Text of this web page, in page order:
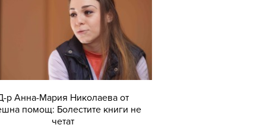
р Анна-Мария Николаева от
помощ: Болестите книги не
четат